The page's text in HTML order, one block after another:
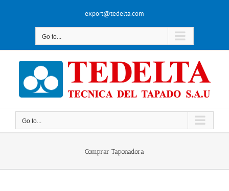
export@tedelta.com
Go to...
Go to...
Comprar Taponadora